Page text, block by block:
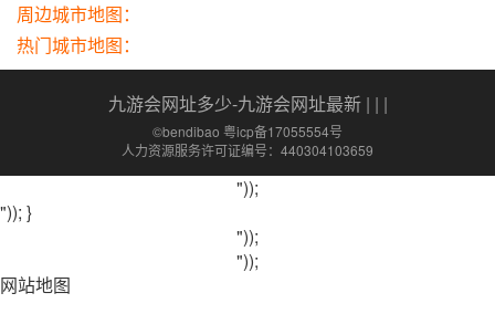
周边城市地图：
热门城市地图：
九游会网址多少-九游会网址最新| | |
©bendibao 粤icp备17055554号
人力资源服务许可证编号：440304103659
"));
")); }
"));
"));
网站地图